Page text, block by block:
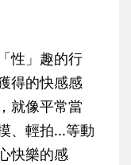
性」趣的行
得的快感感
就像平常當
、輕拍...等動
快樂的感